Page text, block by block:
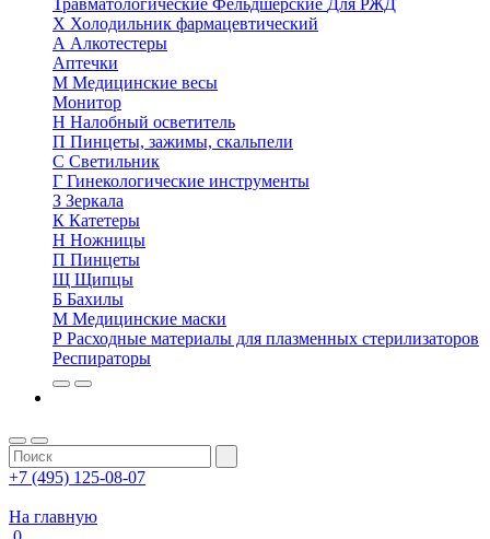
Травматологические Фельдшерские Для РЖД
Х Холодильник фармацевтический
А Алкотестеры
Аптечки
М Медицинские весы
Монитор
Н Налобный осветитель
П Пинцеты, зажимы, скальпели
С Светильник
Г Гинекологические инструменты
З Зеркала
К Катетеры
Н Ножницы
П Пинцеты
Щ Щипцы
Б Бахилы
М Медицинские маски
Р Расходные материалы для плазменных стерилизаторов
Респираторы
+7 (495) 125-08-07
На главную